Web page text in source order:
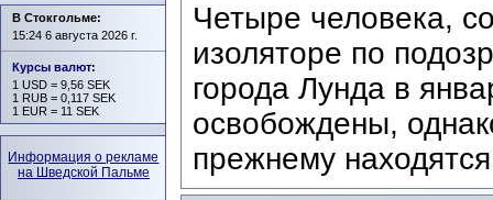
Четыре человека,
изоляторе по
города Лунда в
освобождены,
прежнему
В Стокгольме:
15:24 6 августа 2026 г.
Курсы валют:
1 USD = 9,56 SEK
1 RUB = 0,117 SEK
1 EUR = 11 SEK
Информация о рекламе
на Шведской Пальме